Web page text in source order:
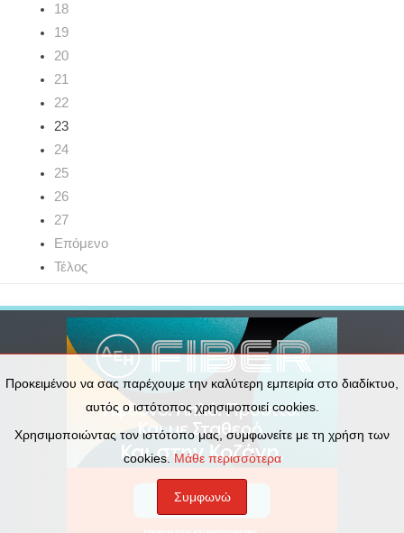
18
19
20
21
22
23
24
25
26
27
Επόμενο
Τέλος
Προκειμένου να σας παρέχουμε την καλύτερη εμπειρία στο διαδίκτυο,
αυτός ο ιστότοπος χρησιμοποιεί cookies.
Χρησιμοποιώντας τον ιστότοπο μας, συμφωνείτε με τη χρήση των
cookies. Μάθε περισσότερα
Συμφωνώ